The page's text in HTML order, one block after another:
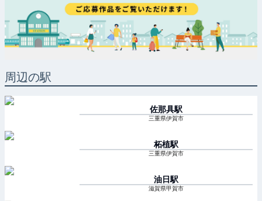
周辺の駅
佐那具駅
三重県伊賀市
柘植駅
三重県伊賀市
油日駅
滋賀県甲賀市